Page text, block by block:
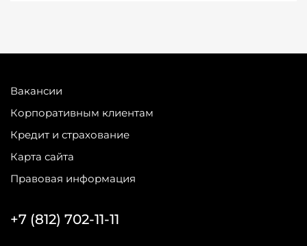
Вакансии
Корпоративным клиентам
Кредит и страхование
Карта сайта
Правовая информация
+7 (812) 702-11-11